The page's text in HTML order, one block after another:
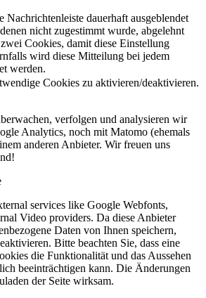
dauerhaft ausgeblendet
nicht zugestimmt wurde, abgelehnt
Cookies, damit diese Einstellung
wird diese Mitteilung bei jedem
werden.
Cookies zu aktivieren/deaktivieren.
verfolgen und analysieren wir
Analytics, noch mit Matomo (ehemals
anderen Anbieter. Wir freuen uns
services like Google Webfonts,
Video providers. Da diese Anbieter
Daten von Ihnen speichern,
Bitte beachten Sie, dass eine
die Funktionalität und das Aussehen
beeinträchtigen kann. Die Änderungen
der Seite wirksam.